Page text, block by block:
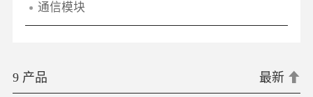
通信模块
9 产品 最新